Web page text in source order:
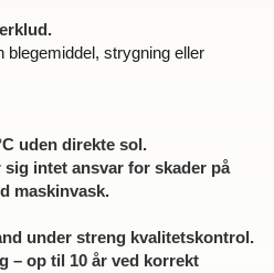
blegemiddel, strygning eller
uden direkte sol.
sig intet ansvar for skader på
maskinvask.
under streng kvalitetskontrol.
– op til 10 år ved korrekt